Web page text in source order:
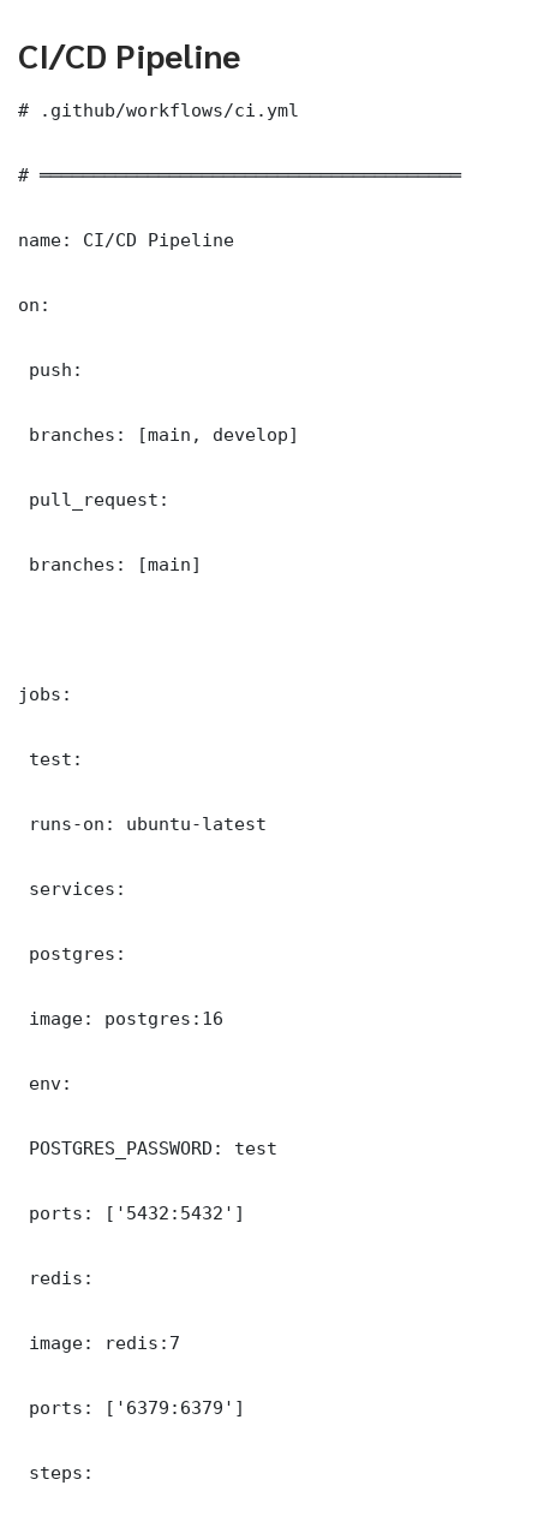
CI/CD Pipeline
# .github/workflows/ci.yml
# ═══════════════════════════════════════
name: CI/CD Pipeline
on:
push:
branches: [main, develop]
pull_request:
branches: [main]
jobs:
test:
runs-on: ubuntu-latest
services:
postgres:
image: postgres:16
env:
POSTGRES_PASSWORD: test
ports: ['5432:5432']
redis:
image: redis:7
ports: ['6379:6379']
steps: